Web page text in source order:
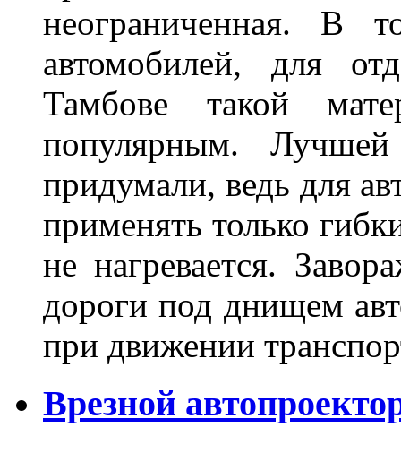
неограниченная.
автомобилей, для
Тамбове такой
популярным.
придумали, ведь для
применять только
не нагревается.
дороги под днищем
при движении
Врезной